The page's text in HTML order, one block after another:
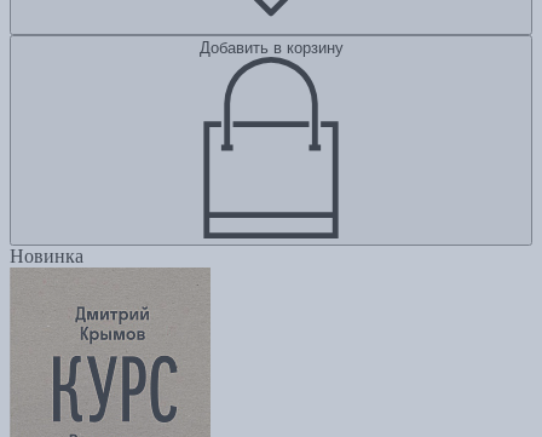
Добавить в корзину
Новинка